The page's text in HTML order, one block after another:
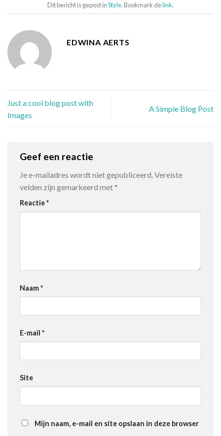
Dit bericht is gepost inStyle. Bookmark delink.
EDWINA AERTS
Just a cool blog post with
Images
A Simple Blog Post
Geef een reactie
Je e-mailadres wordt niet gepubliceerd.Vereiste
velden zijn gemarkeerd met *
Reactie*
Naam*
E-mail *
Site
Mijn naam, e-mail en site opslaan in deze browser